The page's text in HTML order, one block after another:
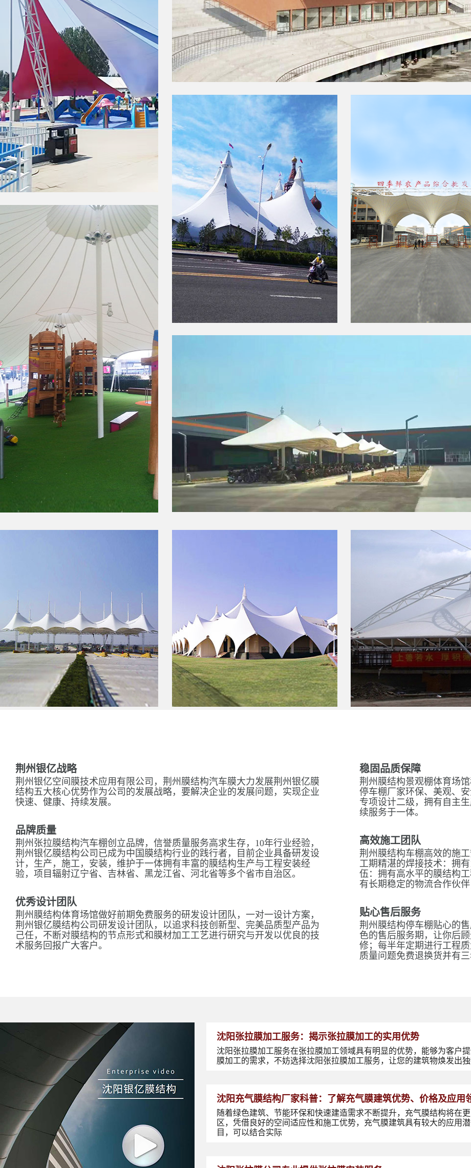
荆州银亿战略
荆州银亿空间膜技术应用有限公司，荆州膜结构汽车膜大力发展荆州银亿膜
结构五大核心优势作为公司的发展战略，要解决企业的发展问题，实现企业
快速、健康、持续发展。
品牌质量
荆州张拉膜结构汽车棚创立品牌，信誉质量服务高求生存，10年行业经验，
荆州银亿膜结构公司已成为中国膜结构行业的践行者，目前企业具备研发设
计，生产，施工，安装，维护于一体拥有丰富的膜结构生产与工程安装经
验，项目辐射辽宁省、吉林省、黑龙江省、河北省等多个省市自治区。
优秀设计团队
荆州膜结构体育场馆做好前期免费服务的研发设计团队，一对一设计方案，
荆州银亿膜结构公司研发设计团队，以追求科技创新型、完美品质型产品为
己任，不断对膜结构的节点形式和膜材加工工艺进行研究与开发以优良的技
术服务回报广大客户。
稳固品质保障
荆州膜结构景观棚体育场
停车棚厂家环保、美观、
专项设计二级，拥有自主
续服务于一体。
高效施工团队
荆州膜结构车棚高效的施
工期精湛的焊接技术：拥
伍：拥有高水平的膜结构
有长期稳定的物流合作伙伴
贴心售后服务
荆州膜结构停车棚贴心的
色的售后服务期，让你后
修；每半年定期进行工程
质量问题免费退换货并有
沈阳张拉膜加工服务：揭示张拉膜加工的实用优势
沈阳张拉膜加工服务在张拉膜加工领域具有明显的优势，能够为客户
膜加工的需求，不妨选择沈阳张拉膜加工服务，让您的建筑物焕发出独
沈阳充气膜结构厂家科普：了解充气膜建筑优势、价格及应用
随着绿色建筑、节能环保和快速建造需求不断提升，充气膜结构将在
区，凭借良好的空间适应性和施工优势，充气膜建筑具有较大的应用
目，可以结合实际